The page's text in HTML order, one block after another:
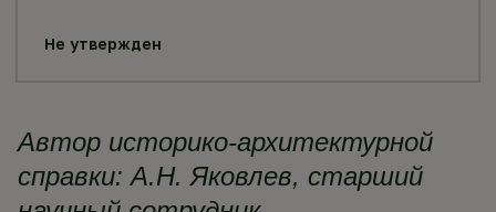
Не утвержден
Автор историко-архитектурной
справки: А.Н. Яковлев, старший